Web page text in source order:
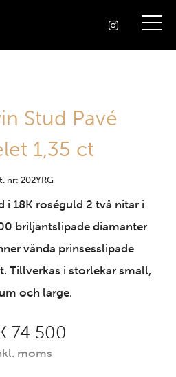
Stud Pavé
1,35 ct
nr: 202YRG
i 18K roséguld 2 två nitar i
briljantslipade diamanter
vända prinsesslipade
Tillverkas i storlekar small,
och large.
74 500
moms